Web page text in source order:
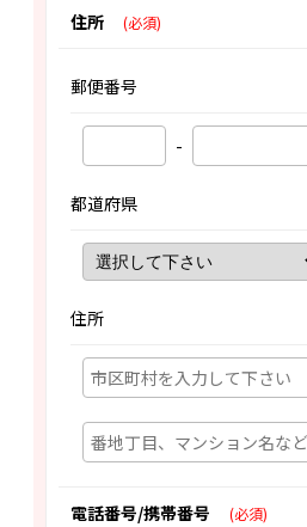
住所 (必須)
郵便番号
-
都道府県
住所
電話番号/携帯番号 (必須)